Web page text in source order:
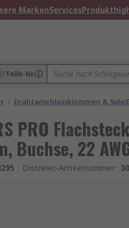
MarkenServices
Teile-Nr.
/ Drahtanschlussklemmen &
PRO
Buchse, 22
Distrelec-Artikelnummer: